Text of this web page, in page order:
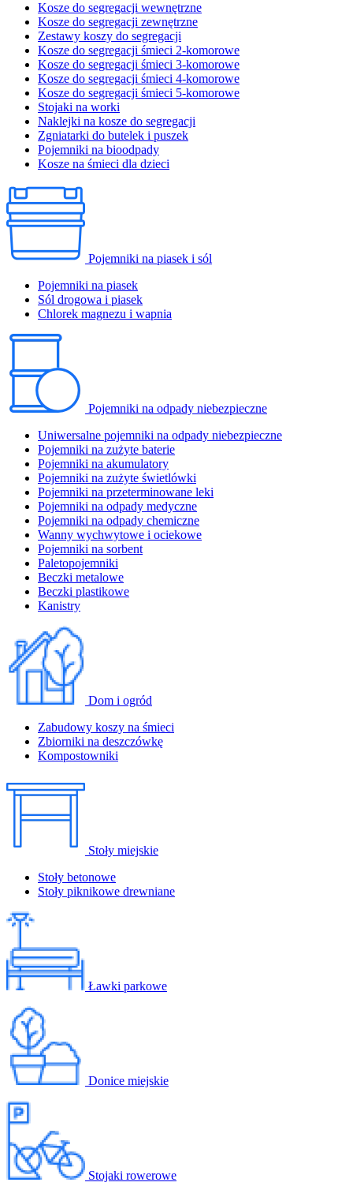
Kosze do segregacji wewnętrzne
Kosze do segregacji zewnętrzne
Zestawy koszy do segregacji
Kosze do segregacji śmieci 2-komorowe
Kosze do segregacji śmieci 3-komorowe
Kosze do segregacji śmieci 4-komorowe
Kosze do segregacji śmieci 5-komorowe
Stojaki na worki
Naklejki na kosze do segregacji
Zgniatarki do butelek i puszek
Pojemniki na bioodpady
Kosze na śmieci dla dzieci
Pojemniki na piasek i sól
Pojemniki na piasek
Sól drogowa i piasek
Chlorek magnezu i wapnia
Pojemniki na odpady niebezpieczne
Uniwersalne pojemniki na odpady niebezpieczne
Pojemniki na zużyte baterie
Pojemniki na akumulatory
Pojemniki na zużyte świetlówki
Pojemniki na przeterminowane leki
Pojemniki na odpady medyczne
Pojemniki na odpady chemiczne
Wanny wychwytowe i ociekowe
Pojemniki na sorbent
Paletopojemniki
Beczki metalowe
Beczki plastikowe
Kanistry
Dom i ogród
Zabudowy koszy na śmieci
Zbiorniki na deszczówkę
Kompostowniki
Stoły miejskie
Stoły betonowe
Stoły piknikowe drewniane
Ławki parkowe
Donice miejskie
Stojaki rowerowe